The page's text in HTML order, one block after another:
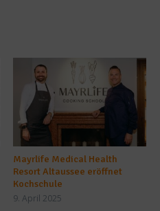
Mayrlife Medical Health
Resort Altaussee eröffnet
Kochschule
9. April 2025